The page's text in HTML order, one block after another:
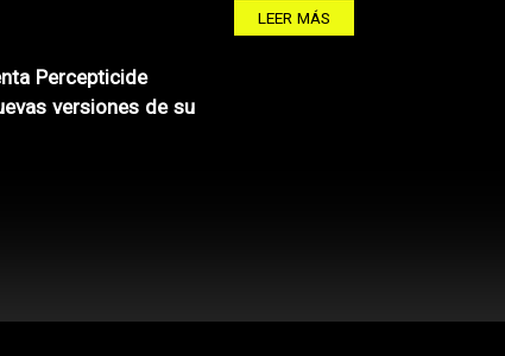
Percepticide
versiones de su
LEER MÁS